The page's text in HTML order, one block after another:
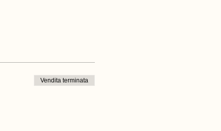
Vendita terminata